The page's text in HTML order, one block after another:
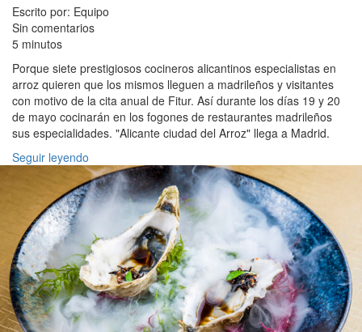
Escrito por: Equipo
Sin comentarios
5 minutos
Porque siete prestigiosos cocineros alicantinos especialistas en
arroz quieren que los mismos lleguen a madrileños y visitantes
con motivo de la cita anual de Fitur. Así durante los días 19 y 20
de mayo cocinarán en los fogones de restaurantes madrileños
sus especialidades. "Alicante ciudad del Arroz" llega a Madrid.
Seguir leyendo